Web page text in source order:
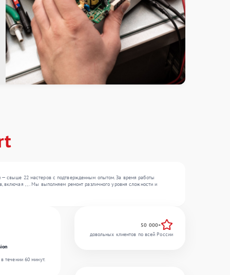
свыше 22 мастеров с подтвержденным опытом. За время работы
включая , , . Мы выполняем ремонт различного уровня сложности и
течении 60 минут.
50 000+
довольных клиентов по всей России